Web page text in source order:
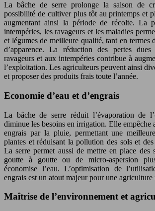
La bâche de serre prolonge la saison de
possibilité de cultiver plus tôt au printemps et
augmentant ainsi la période de récolte. La
intempéries, les ravageurs et les maladies
et légumes de meilleure qualité, tant en termes
d’apparence. La réduction des pertes
ravageurs et aux intempéries contribue à
l’exploitation. Les agriculteurs peuvent ainsi
et proposer des produits frais toute l’année.
Economie d’eau et d’engrais
La bâche de serre réduit l’évaporation de
diminue les besoins en irrigation. Elle empêche
engrais par la pluie, permettant une
plantes et réduisant la pollution des sols et des
La serre permet aussi de mettre en place des
goutte à goutte ou de micro-aspersion
économise l’eau. L’optimisation de
engrais est un atout majeur pour une agriculture
Maîtrise de l’environnement et